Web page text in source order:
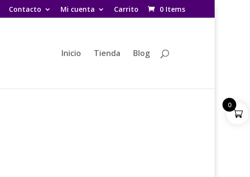
Contacto Mi cuenta Carrito 0 Items
Inicio Tienda Blog
0